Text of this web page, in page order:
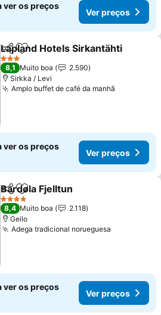
ver os preços
Ver preços
PartilharAdicionar aos favoritos
Lapland Hotels Sirkantähti
3 Estrelas
8,1 Muito boa
2.590
Sirkka / Levi
Amplo buffet de café da manhã
ver os preços
Ver preços
PartilharAdicionar aos favoritos
Bardøla Fjelltun
4 Estrelas
8,4 Muito boa
2.118
Geilo
Adega tradicional norueguesa
ver os preços
Ver preços